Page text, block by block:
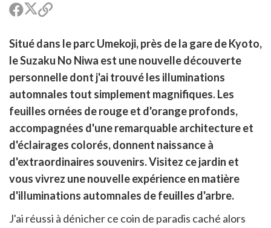
PartagerPartager
sur
Copier
pour
partager
Situé dans le parc Umekoji, près de la gare de Kyoto,
le Suzaku No Niwa est une nouvelle découverte
personnelle dont j'ai trouvé les illuminations
automnales tout simplement magnifiques. Les
feuilles ornées de rouge et d'orange profonds,
accompagnées d'une remarquable architecture et
d'éclairages colorés, donnent naissance à
d'extraordinaires souvenirs. Visitez ce jardin et
vous vivrez une nouvelle expérience en matière
d'illuminations automnales de feuilles d'arbre.
J'ai réussi à dénicher ce coin de paradis caché alors